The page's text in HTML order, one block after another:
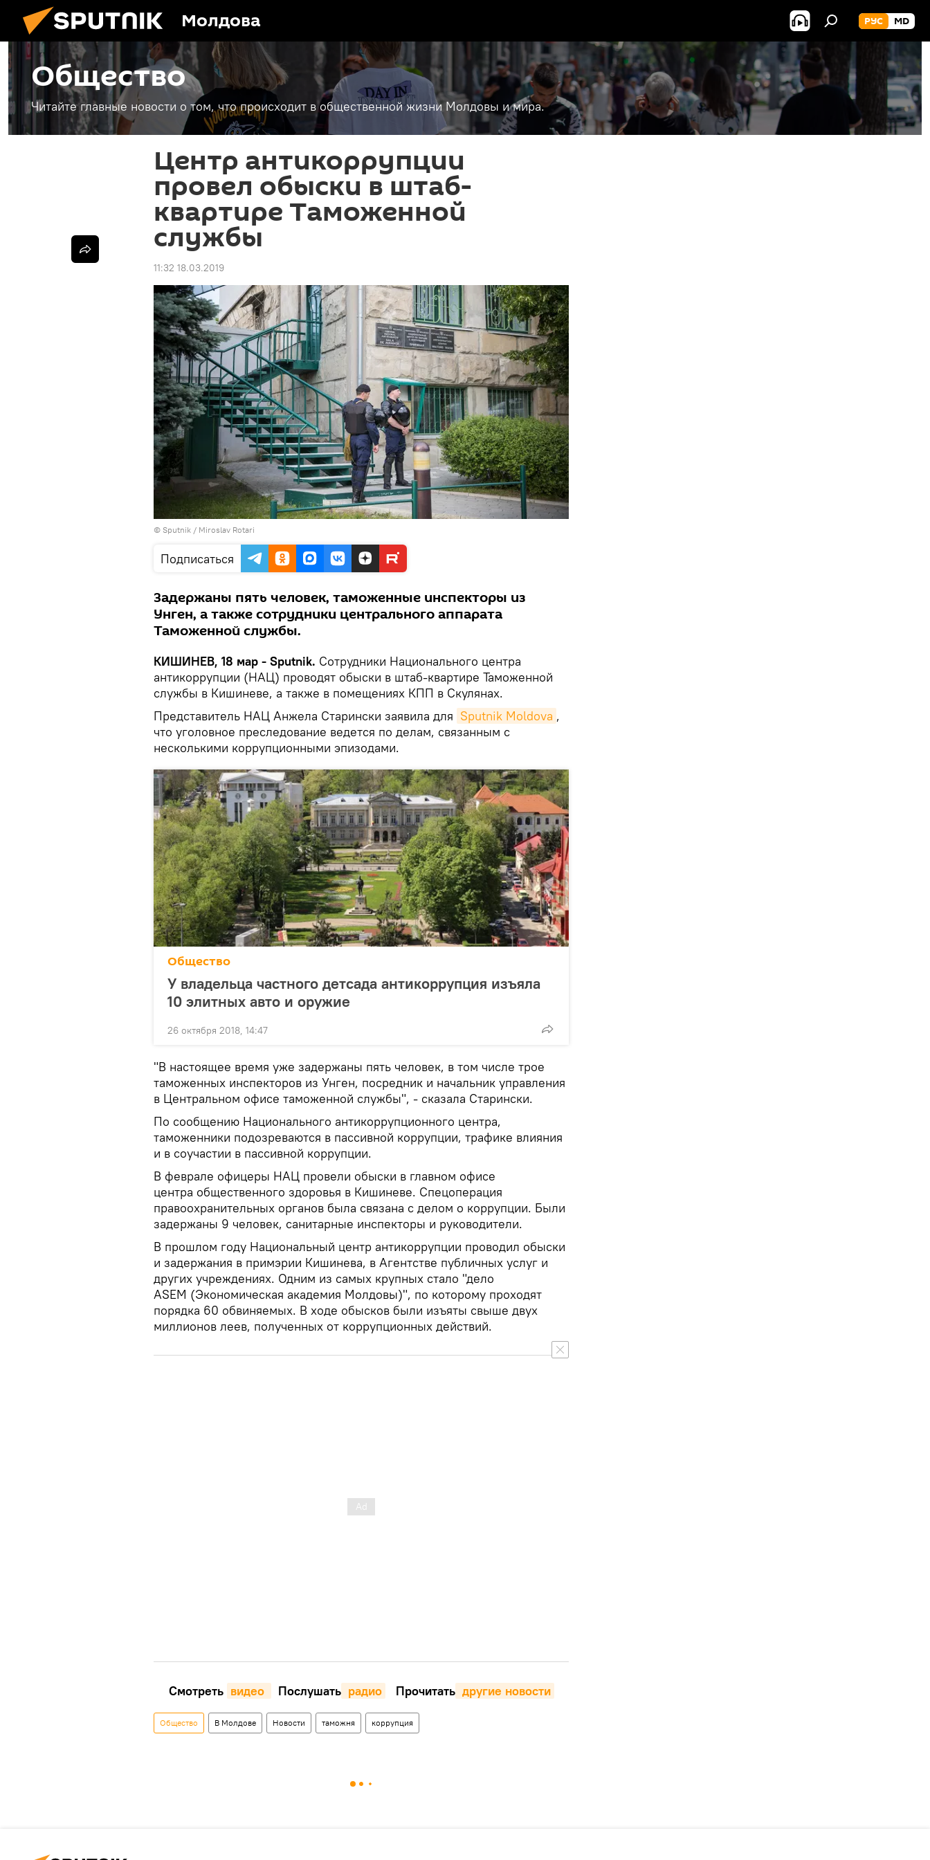
Молдова РУС MD
Общество
Читайте главные новости о том, что происходит в общественной жизни Молдовы и мира.
Центр антикоррупции
провел обыски в штаб-
квартире Таможенной
службы
11:32 18.03.2019
© Sputnik / Miroslav Rotari
Подписаться
Задержаны пять человек, таможенные инспекторы из
Унген, а также сотрудники центрального аппарата
Таможенной службы.
КИШИНЕВ, 18 мар - Sputnik. Сотрудники Национального центра
антикоррупции (НАЦ) проводят обыски в штаб-квартире Таможенной
службы в Кишиневе, а также в помещениях КПП в Скулянах.
Представитель НАЦ Анжела Старински заявила для Sputnik Moldova ,
что уголовное преследование ведется по делам, связанным с
несколькими коррупционными эпизодами.
Общество
У владельца частного детсада антикоррупция изъяла
10 элитных авто и оружие
26 октября 2018, 14:47
"В настоящее время уже задержаны пять человек, в том числе трое
таможенных инспекторов из Унген, посредник и начальник управления
в Центральном офисе таможенной службы", - сказала Старински.
По сообщению Национального антикоррупционного центра,
таможенники подозреваются в пассивной коррупции, трафике влияния
и в соучастии в пассивной коррупции.
В феврале офицеры НАЦ провели обыски в главном офисе
центра общественного здоровья в Кишиневе. Спецоперация
правоохранительных органов была связана с делом о коррупции. Были
задержаны 9 человек, санитарные инспекторы и руководители.
В прошлом году Национальный центр антикоррупции проводил обыски
и задержания в примэрии Кишинева, в Агентстве публичных услуг и
других учреждениях. Одним из самых крупных стало "дело
ASEM (Экономическая академия Молдовы)", по которому проходят
порядка 60 обвиняемых. В ходе обысков были изъяты свыше двух
миллионов леев, полученных от коррупционных действий.
Смотреть видео Послушать радио Прочитать другие новости
Общество В Молдове Новости таможня коррупция